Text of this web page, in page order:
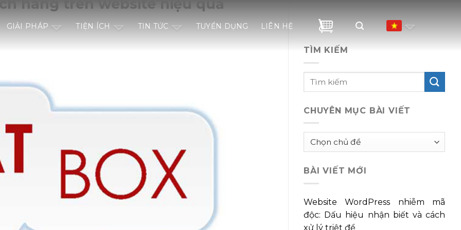
GIẢI PHÁP TIỆN ÍCH TIN TỨC TUYỂN DỤNG LIÊN HỆ
hàng trên website hiệu quả
TÌM KIẾM
CHUYÊN MỤC BÀI VIẾT
Chuyên
viết
BÀI VIẾT MỚI
Website WordPress nhiễm mã
độc: Dấu hiệu nhận biết và cách
xử lý triệt để